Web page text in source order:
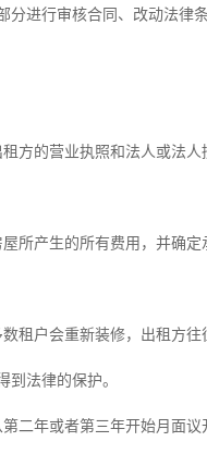
进行审核合同、改动法律
方的营业执照和法人或法
所产生的所有费用，并确
租户会重新装修，出租方往
法律的保护。
二年或者第三年开始月面